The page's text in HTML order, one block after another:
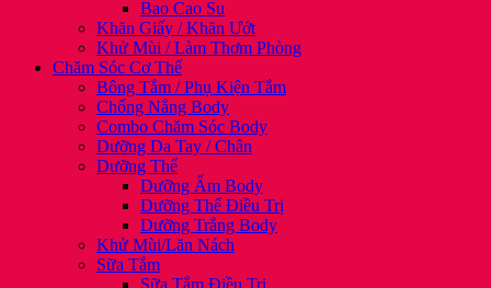
Bao Cao Su
Khăn Giấy / Khăn Ướt
Khử Mùi / Làm Thơm Phòng
Chăm Sóc Cơ Thể
Bông Tắm / Phụ Kiện Tắm
Chống Nắng Body
Combo Chăm Sóc Body
Dưỡng Da Tay / Chân
Dưỡng Thể
Dưỡng Ẩm Body
Dưỡng Thể Điều Trị
Dưỡng Trắng Body
Khử Mùi/Lăn Nách
Sữa Tắm
Sữa Tắm Điều Trị